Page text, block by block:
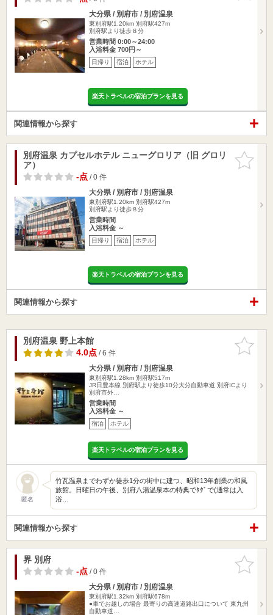
大分県 / 別府市 / 別府温泉
東別府駅1.20km 別府駅427m
別府駅より徒歩８分
営業時間 0:00～24:00
入浴料金 700円～
日帰り 宿泊 ホテル
楽天トラベルの宿泊プランを見る
関連情報から探す
お気に入
りに追加
別府温泉 カプセルホテル ニューグロリア（旧 グロリ
ア）
-点/ 0 件
大分県 / 別府市 / 別府温泉
東別府駅1.20km 別府駅427m
別府駅より徒歩８分
営業時間
入浴料金 ～
日帰り 宿泊 ホテル
楽天トラベルの宿泊プランを見る
関連情報から探す
お気に入
りに追加
別府温泉 野上本館
4.0点/ 6 件
大分県 / 別府市 / 別府温泉
東別府駅1.28km 別府駅517m
JR日豊本線 別府駅より徒歩10分大分自動車道 別府ICより
別府市外…
営業時間
入浴料金 ～
宿泊 ホテル
楽天トラベルの宿泊プランを見る
匿名
竹瓦温泉までわずか徒歩1分の街中に建つ、昭和13年創業の和風
旅館。日曜日の午後、別府八湯温泉本の特典でﾀﾀﾞで(通常は入
浴…
関連情報から探す
お気に入
りに追加
界 別府
-点/ 0 件
大分県 / 別府市 / 別府温泉
東別府駅1.32km 別府駅678m
●車でお越しの場合 最寄りの高速道路出口について 東九州
自動車道…